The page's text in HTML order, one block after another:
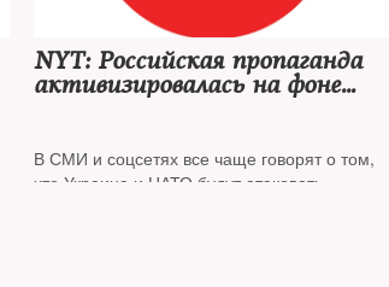
NYT: Российская пропаганда
активизировалась на фоне
В СМИ и соцсетях все чаще говорят о том,
что Украина и НАТО будут атаковать